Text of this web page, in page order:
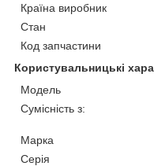
Країна виробник
Стан
Код запчастини
Користувальницькі
Модель
Сумісність з:
Марка
Серія